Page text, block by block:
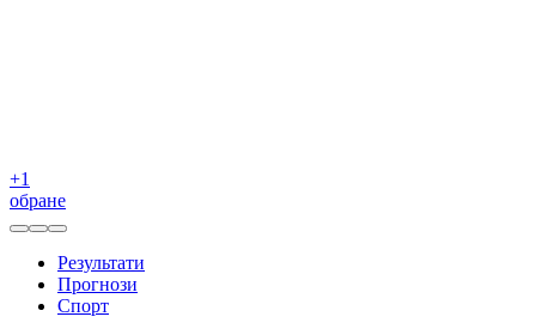
+1
обране
Результати
Прогнози
Спорт